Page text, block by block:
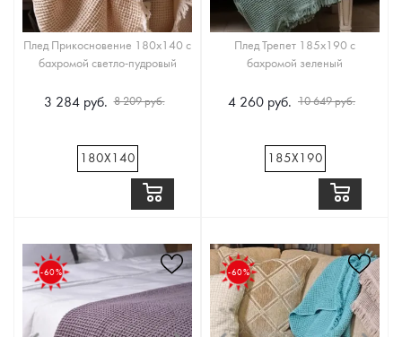
Плед Прикосновение 180x140 с
бахромой светло-пудровый
3 284 руб. 8 209 руб.
180Х140
Плед Трепет 185x190 с
бахромой зеленый
4 260 руб. 10 649 руб.
185Х190
-60% -60%